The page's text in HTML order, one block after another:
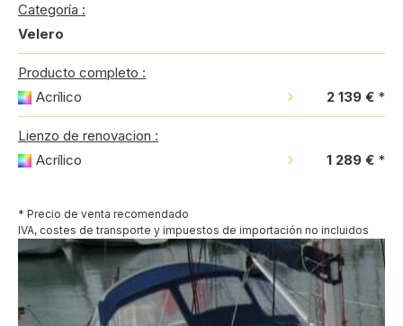
Categoría :
Velero
Producto completo :
Acrílico
2 139 € *
Lienzo de renovacion :
Acrílico
1 289 € *
* Precio de venta recomendado
IVA, costes de transporte y impuestos de importación no incluidos